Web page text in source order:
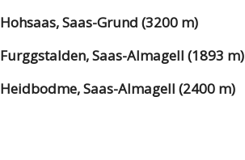
Hohsaas, Saas-Grund (3200 m)
Furggstalden, Saas-Almagell (1893 m)
Heidbodme, Saas-Almagell (2400 m)